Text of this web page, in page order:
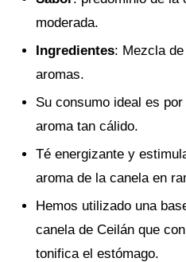
moderada.
Ingredientes: Mezcla
aromas.
Su consumo ideal es
aroma tan cálido.
Té energizante y
aroma de la canela en
Hemos utilizado una
canela de Ceilán que
tonifica el estómago.